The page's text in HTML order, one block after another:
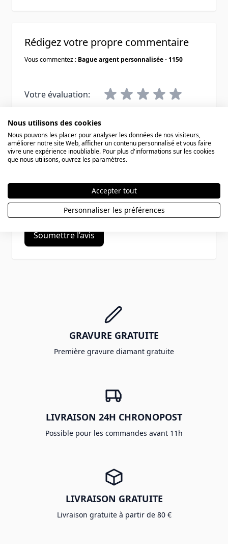
Rédigez votre propre commentaire
Vous commentez : Bague argent personnalisée - 1150
Votre évaluation:
Pseudo
Résumé
Soumettre l’avis
GRAVURE GRATUITE
Première gravure diamant gratuite
LIVRAISON 24H CHRONOPOST
Possible pour les commandes avant 11h
LIVRAISON GRATUITE
Livraison gratuite à partir de 80 €
Nous utilisons des cookies
Nous pouvons les placer pour analyser les données de nos visiteurs,
améliorer notre site Web, afficher un contenu personnalisé et vous faire
vivre une expérience inoubliable. Pour plus d'informations sur les cookies
que nous utilisons, ouvrez les paramètres.
Accepter tout
Personnaliser les préférences